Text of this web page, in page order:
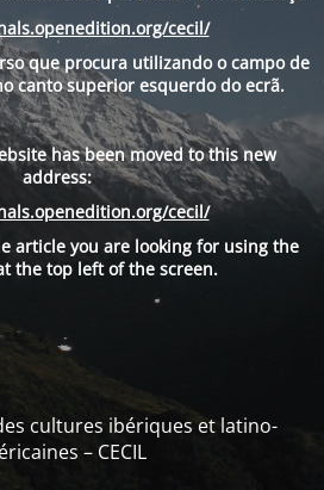
cecil/
que procura utilizando o campo de
canto superior esquerdo do ecrã.
has been moved to this new
address:
cecil/
article you are looking for using the
the top left of the screen.
cultures ibériques et latino-
– CECIL